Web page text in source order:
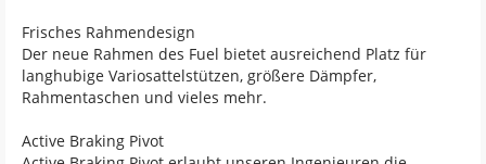
Frisches Rahmendesign
Der neue Rahmen des Fuel bietet ausreichend Platz für
langhubige Variosattelstützen, größere Dämpfer,
Rahmentaschen und vieles mehr.
Active Braking Pivot